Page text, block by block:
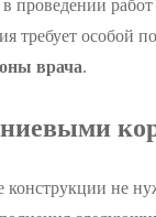
проведении работ
требует особой
врача.
конструкции не